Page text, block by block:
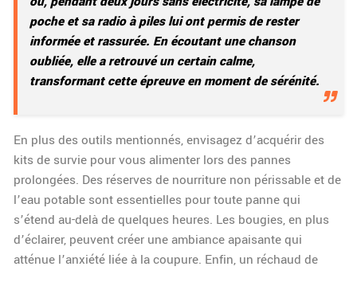
poche et sa radio à piles lui ont permis de rester
informée et rassurée. En écoutant une chanson
oubliée, elle a retrouvé un certain calme,
transformant cette épreuve en moment de sérénité.
En plus des outils mentionnés, envisagez d’acquérir des
kits de survie pour vous alimenter lors des pannes
prolongées. Des réserves de nourriture non périssable et de
l’eau potable sont essentielles pour toute panne qui
s’étend au-delà de quelques heures. Les bougies, en plus
d’éclairer, peuvent créer une ambiance apaisante qui
atténue l’anxiété liée à la coupure. Enfin, un réchaud de